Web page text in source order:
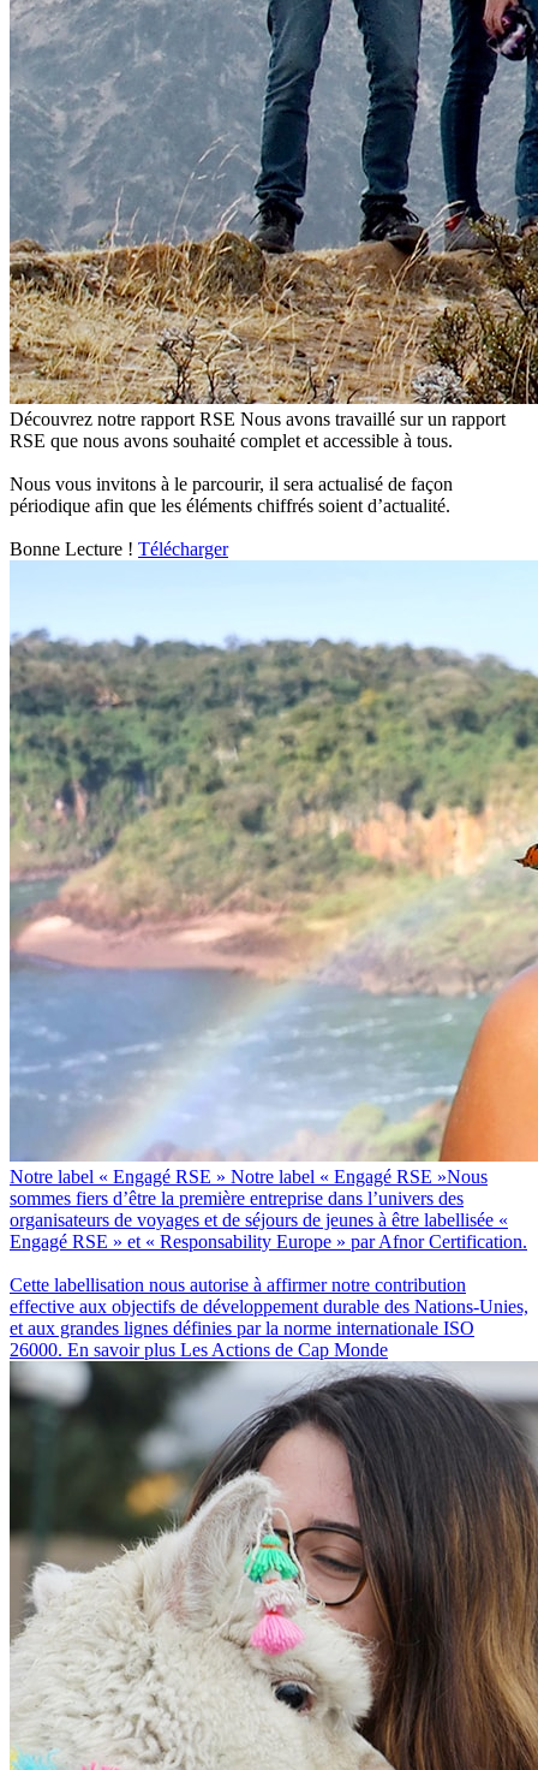
Découvrez notre rapport RSE Nous avons travaillé sur un rapport
RSE que nous avons souhaité complet et accessible à tous.
Nous vous invitons à le parcourir, il sera actualisé de façon
périodique afin que les éléments chiffrés soient d’actualité.
Bonne Lecture ! Télécharger
Notre label « Engagé RSE » Notre label « Engagé RSE »Nous
sommes fiers d’être la première entreprise dans l’univers des
organisateurs de voyages et de séjours de jeunes à être labellisée «
Engagé RSE » et « Responsability Europe » par Afnor Certification.
Cette labellisation nous autorise à affirmer notre contribution
effective aux objectifs de développement durable des Nations-Unies,
et aux grandes lignes définies par la norme internationale ISO
26000. En savoir plus Les Actions de Cap Monde